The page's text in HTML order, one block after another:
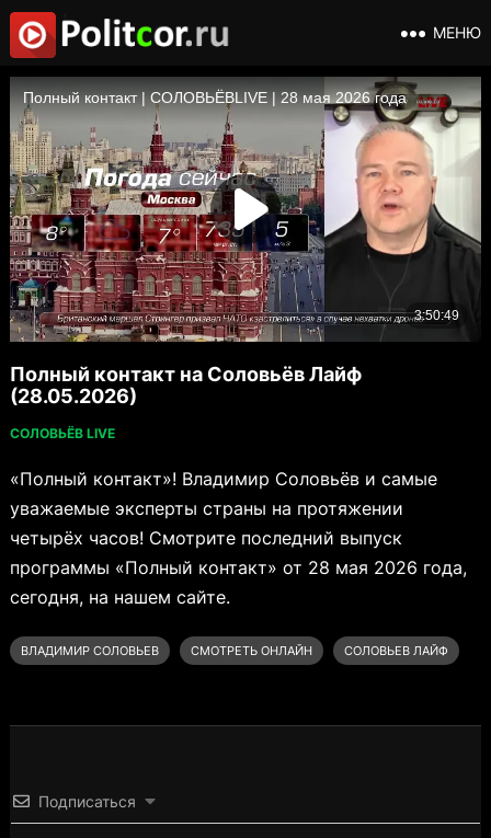
МЕНЮ
Полный контакт на Соловьёв Лайф
(28.05.2026)
СОЛОВЬЁВ LIVE
«Полный контакт»! Владимир Соловьёв и самые
уважаемые эксперты страны на протяжении
четырёх часов! Смотрите последний выпуск
программы «Полный контакт» от 28 мая 2026 года,
сегодня, на нашем сайте.
ВЛАДИМИР СОЛОВЬЕВ СМОТРЕТЬ ОНЛАЙН СОЛОВЬЕВ ЛАЙФ
Подписаться